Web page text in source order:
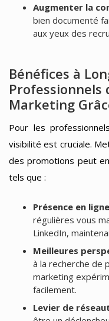
Augmenter la
bien documenté
aux yeux des
Bénéfices à
Professionnels
Marketing
Pour les
visibilité est cruciale.
des promotions peut
tels que :
Présence en
régulières vous
LinkedIn,
Meilleures
à la recherche de
marketing
facilement.
Levier de